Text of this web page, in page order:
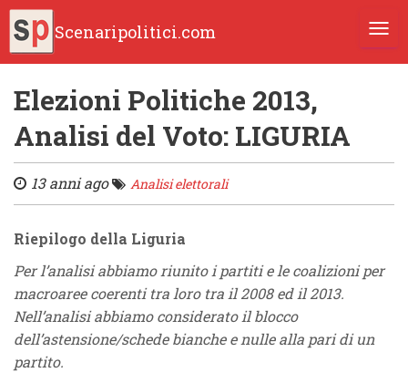
Scenaripolitici.com
Elezioni Politiche 2013,
Analisi del Voto: LIGURIA
13 anni ago Analisi elettorali
Riepilogo della Liguria
Per l’analisi abbiamo riunito i partiti e le coalizioni per
macroaree coerenti tra loro tra il 2008 ed il 2013.
Nell’analisi abbiamo considerato il blocco
dell’astensione/schede bianche e nulle alla pari di un
partito.